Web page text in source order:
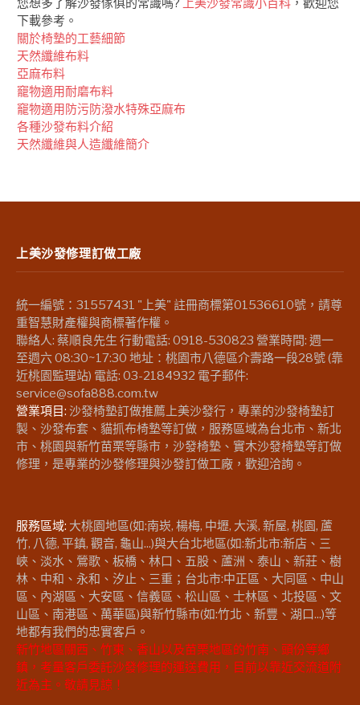
您想多了解沙發傢俱的常識嗎? 上美沙發常識小百科 ，歡迎您
下載參考。
關於椅墊的工藝細節
天然纖維布料
亞麻布料
竉物適用耐磨布料
竉物適用防污防潑水特殊亞麻布
各種沙發布料介紹
天然纖維與人造纖維簡介
上美沙發修理訂做工廠
統一編號：31557431 "上美" 註冊商標第01536610號，請尊
重智慧財產權與商標著作權。
聯絡人: 蔡順良先生 行動電話: 0918-530823 營業時間: 週一
至週六 08:30~17:30 地址：桃園市八德區介壽路一段28號 (靠
近桃園監理站) 電話: 03-2184932 電子郵件:
service@sofa888.com.tw
營業項目: 沙發椅墊訂做推薦上美沙發行，專業的沙發椅墊訂
製、沙發布套、貓抓布椅墊等訂做，服務區域為台北市、新北
市、桃園與新竹苗栗等縣市，沙發椅墊、實木沙發椅墊等訂做
修理，是專業的沙發修理與沙發訂做工廠，歡迎洽詢。
服務區域: 大桃園地區(如:南崁, 楊梅, 中壢, 大溪, 新屋, 桃園, 蘆
竹, 八德, 平鎮, 觀音, 龜山...)與大台北地區(如:新北市:新店、三
峽、淡水、鶯歌、板橋、林口、五股、蘆洲、泰山、新莊、樹
林、中和、永和、汐止、三重；台北市:中正區、大同區、中山
區、內湖區、大安區、信義區、松山區、士林區、北投區、文
山區、南港區、萬華區)與新竹縣市(如:竹北、新豐、湖口...)等
地都有我們的忠實客戶。
新竹地區關西、竹東、香山以及苗栗地區的竹南、頭份等鄉
鎮，考量客戶委託沙發修理的運送費用，目前以靠近交流道附
近為主。敬請見諒！